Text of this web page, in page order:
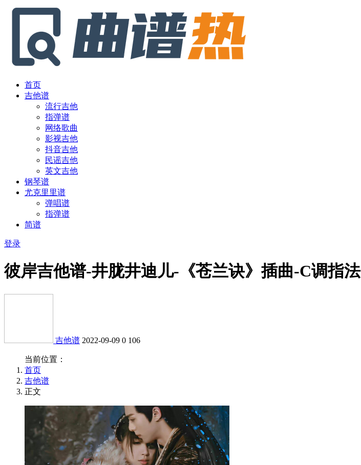
首页
吉他谱
流行吉他
指弹谱
网络歌曲
影视吉他
抖音吉他
民谣吉他
英文吉他
钢琴谱
尤克里里谱
弹唱谱
指弹谱
简谱
登录
彼岸吉他谱-井胧井迪儿-《苍兰诀》插曲-C调指法
吉他谱 2022-09-09 0 106
当前位置：
首页
吉他谱
正文